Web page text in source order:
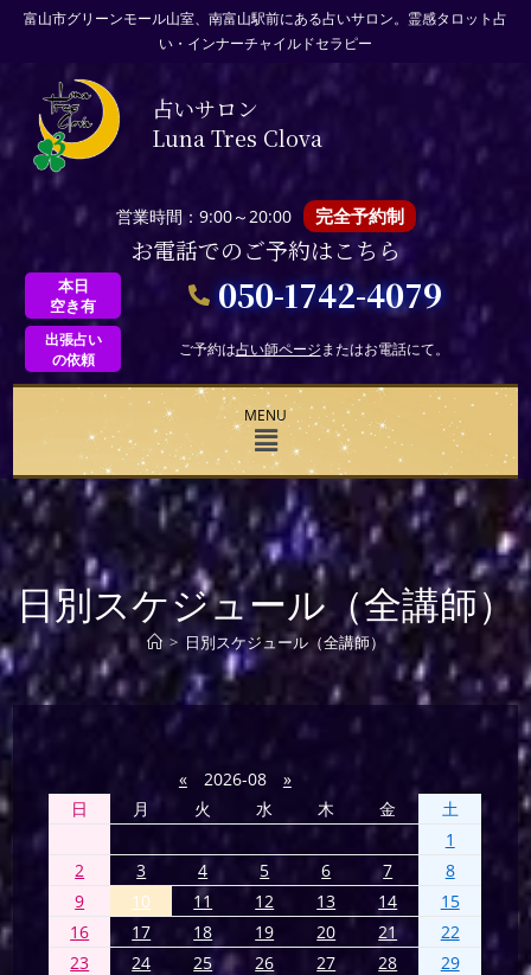
富山市グリーンモール山室、南富山駅前にある占いサロン。霊感タロット占
い・インナーチャイルドセラピー
占いサロン
Luna Tres Clova
営業時間：9:00～20:00 完全予約制
お電話でのご予約はこちら
本日
空き有
050-1742-4079
出張占い
の依頼
ご予約は占い師ページまたはお電話にて。
MENU
日別スケジュール（全講師）
> 日別スケジュール（全講師）
« 2026-08
»
日
月 火 水 木 金
土
1
2
3 4 5 6 7
8
9
10 11 12 13 14
15
16
17 18 19 20 21
22
23
24 25 26 27 28
29